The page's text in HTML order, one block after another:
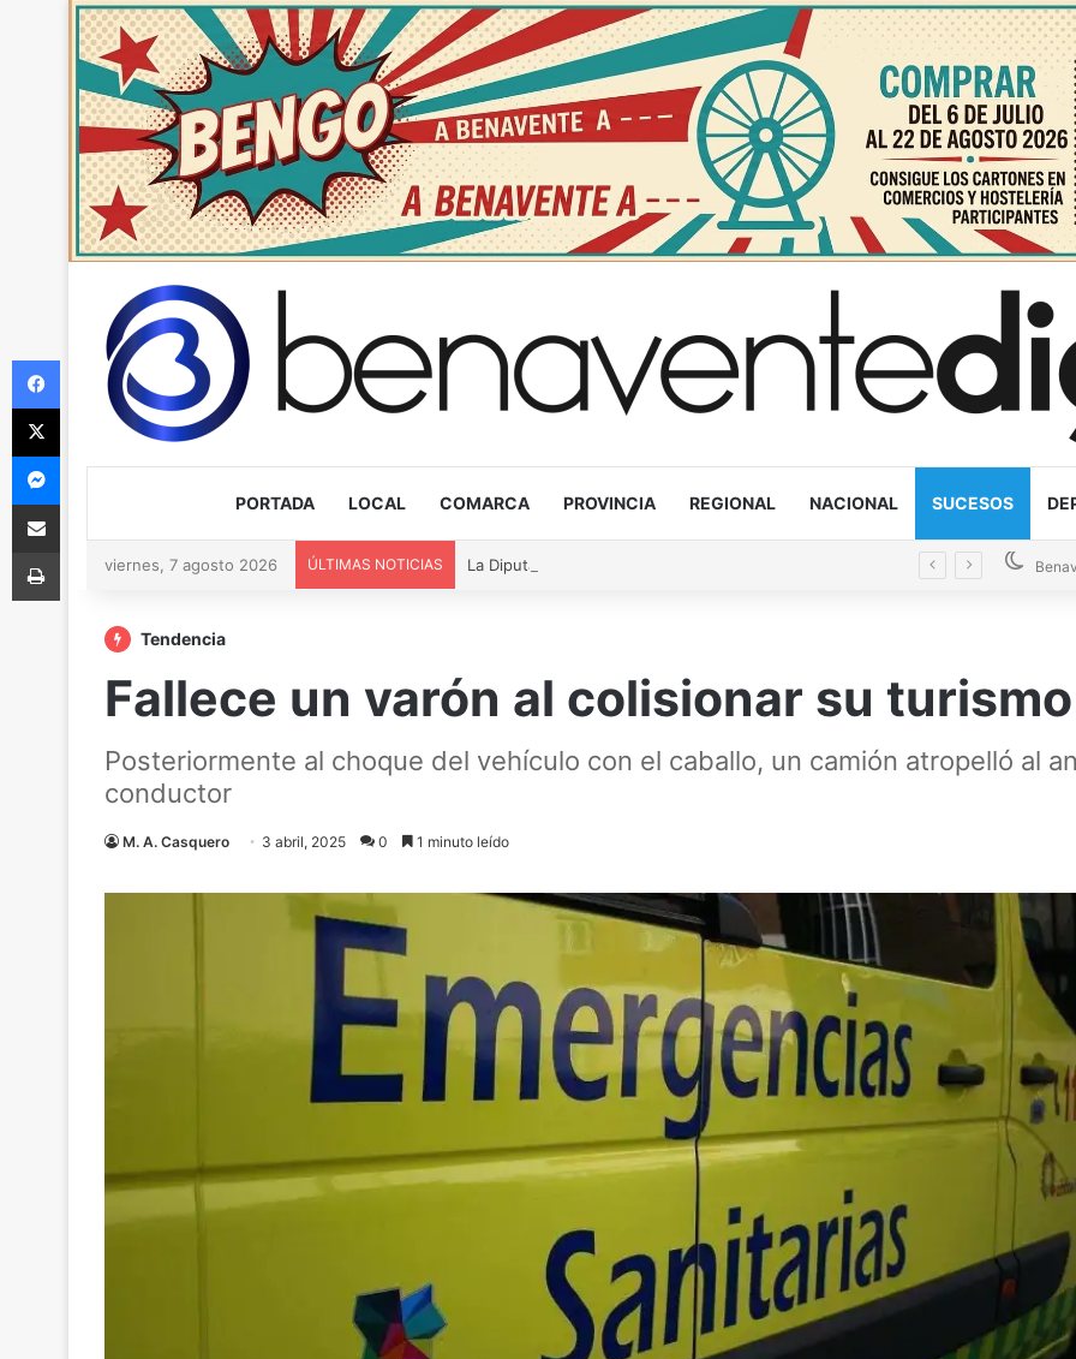
PORTADA LOCAL COMARCA PROVINCIA REGIONAL NACIONAL SUCESOS
viernes, 7 agosto 2026 ÚLTIMAS NOTICIAS
Tendencia
Fallece un varón al colisionar su
Posteriormente al choque del vehículo con el caballo, un camión atropelló al
conductor
M. A. Casquero 3 abril, 2025 0 1 minuto leído
Facebook
X
Messenger
Compartir via Email